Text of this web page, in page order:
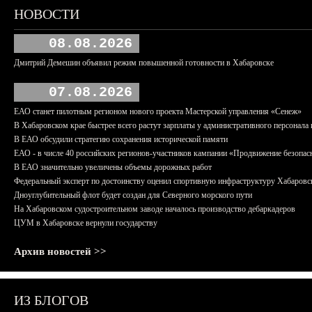
НОВОСТИ
08.08.2026
Дмитрий Демешин объявил режим повышенной готовности в Хабаровске
07.08.2026
ЕАО станет пилотным регионом нового проекта Мастерской управления «Сенеж»
В Хабаровском крае быстрее всего растут зарплаты у административного персонала
В ЕАО обсудили стратегию сохранения исторической памяти
ЕАО - в числе 40 российских регионов-участников кампании «Продвижение
В ЕАО значительно увеличены объемы дорожных работ
Федеральный эксперт по достоинству оценил спортивную инфраструктуру
Дноуглубительный флот будет создан для Северного морского пути
На Хабаровском судостроительном заводе началось производство дебаркадеров
ЦУМ в Хабаровске вернули государству
Архив новостей >>
ИЗ БЛОГОВ